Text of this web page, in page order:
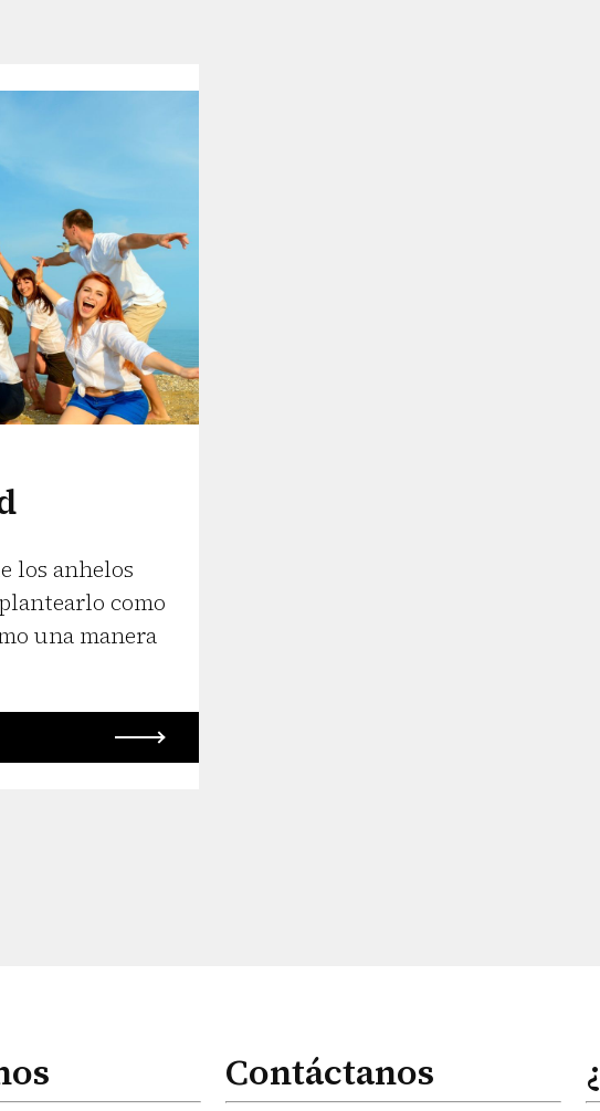
los anhelos
como
una manera
Contáctanos